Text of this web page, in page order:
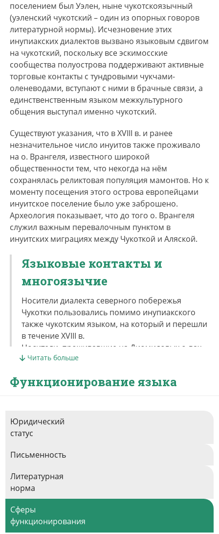
поселением был Уэлен, ныне чукотскоязычный
(уэленский чукотский – один из опорных говоров
литературной нормы). Исчезновение этих
инупиакских диалектов вызвано языковым сдвигом
на чукотский, поскольку все эскимосские
сообщества полуострова поддерживают активные
торговые контакты с тундровыми чукчами-
оленеводами, вступают с ними в брачные связи, а
единственственным языком межкультурного
общения выступал именно чукотский.
Существуют указания, что в XVIII в. и ранее
незначительное число инуитов также проживало
на о. Врангеля, известного широкой
общественности тем, что некогда на нём
сохранялась реликтовая популяция мамонтов. Но к
моменту посещения этого острова европейцами
инуитское поселение было уже заброшено.
Археология показывает, что до того о. Врангеля
служил важным перевалочным пунктом в
инуитских миграциях между Чукоткой и Аляской.
Языковые контакты и
многоязычие
Носители диалекта северного побережья
Чукотки пользовались помимо инупиакского
также чукотским языком, на который и перешли
в течение XVIII в.
Носители, проживавшие на Диомидовых о-вах,
владели чаплинским юитским эскимосским,
Среди чаплинских и науканских экимосов-юитов
Читать больше
Функционирование языка
Юридический
статус
Письменность
Литературная
норма
Сферы
функционирования